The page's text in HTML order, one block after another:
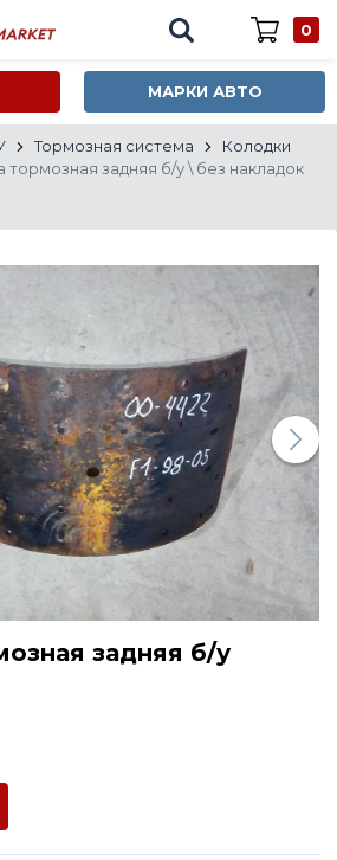
0
МАРКИ АВТО
Все марки
Тормозная система
Колодки
тормозная задняя б/у \ без накладок
задняя б/у